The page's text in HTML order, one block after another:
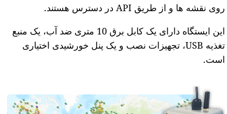
روی نقشه ها و از طریق API در دسترس هستند.
این ایستگاه دارای یک کابل برق 10 متری ضد آب، یک منبع
تغذیه USB، تجهیزات نصب و یک پنل خورشیدی اختیاری
است.